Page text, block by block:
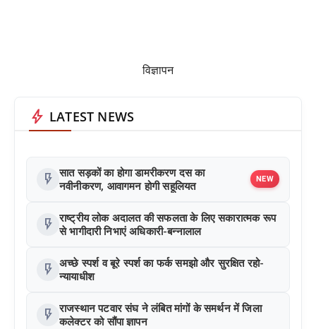
विज्ञापन
bolt LATEST NEWS
flash_on सात सड़कों का होगा डामरीकरण दस का
नवीनीकरण, आवागमन होगी सहूलियत
NEW
flash_on राष्ट्रीय लोक अदालत की सफलता के लिए सकारात्मक रूप
से भागीदारी निभाएं अधिकारी-बन्नालाल
flash_on अच्छे स्पर्श व बूरे स्पर्श का फर्क समझो और सुरक्षित रहो-
न्यायाधीश
flash_on राजस्थान पटवार संघ ने लंबित मांगों के समर्थन में जिला
कलेक्टर को सौंपा ज्ञापन